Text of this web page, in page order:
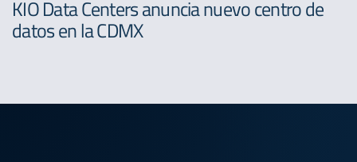
KIO Data Centers anuncia nuevo centro de
datos en la CDMX